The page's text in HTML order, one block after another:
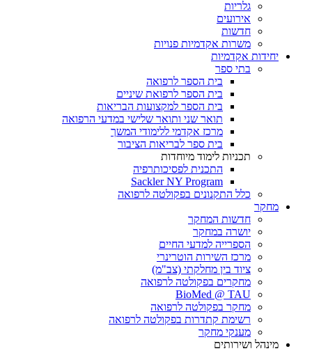
גלריות
אירועים
חדשות
משרות אקדמיות פנויות
יחידות אקדמיות
בתי ספר
בית הספר לרפואה
בית הספר לרפואת שיניים
בית הספר למקצועות הבריאות
תואר שני ותואר שלישי במדעי הרפואה
מרכז אקדמי ללימודי המשך
בית ספר לבריאות הציבור
תכניות לימוד מיוחדות
התכנית לפסיכותרפיה
Sackler NY Program
כלל התקנונים בפקולטה לרפואה
מחקר
חדשות המחקר
יושרה במחקר
הספרייה למדעי החיים
מרכז השירות הוטרינרי
ציוד בין מחלקתי (צב"מ)
מחקרים בפקולטה לרפואה
BioMed @ TAU
מחקר בפקולטה לרפואה
רשימת קתדרות בפקולטה לרפואה
מענקי מחקר
מינהל ושירותים